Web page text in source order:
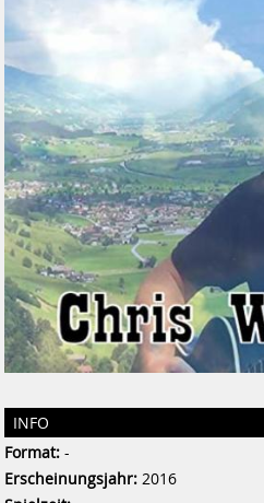
INFO
Format: -
Erscheinungsjahr: 2016